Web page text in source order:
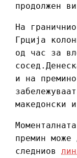
продолжен
На
Грција
од час за
и на
македонски
премин
следниов